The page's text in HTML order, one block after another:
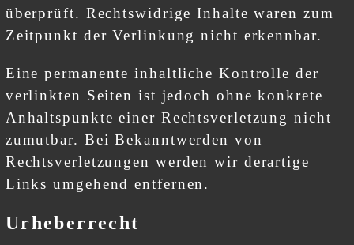
überprüft. Rechtswidrige Inhalte waren zum
Zeitpunkt der Verlinkung nicht erkennbar.
Eine permanente inhaltliche Kontrolle der
verlinkten Seiten ist jedoch ohne konkrete
Anhaltspunkte einer Rechtsverletzung nicht
zumutbar. Bei Bekanntwerden von
Rechtsverletzungen werden wir derartige
Links umgehend entfernen.
Urheberrecht